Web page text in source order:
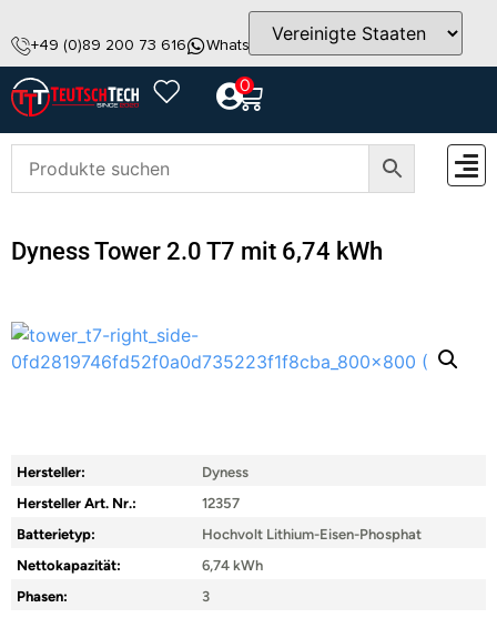
+49 (0)89 200 73 616 WhatsApp info@teutschtech.com
0
Dyness Tower 2.0 T7 mit 6,74 kWh
Hersteller:
Dyness
Hersteller Art. Nr.:
12357
Batterietyp:
Hochvolt Lithium-Eisen-Phosphat
Nettokapazität:
6,74 kWh
Phasen:
3